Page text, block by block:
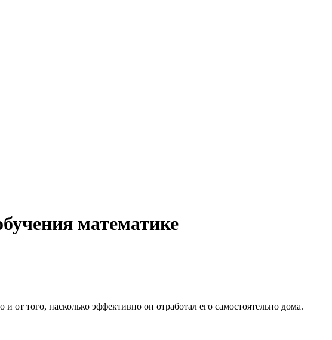
математике
от того, насколько эффективно он отработал его самостоятельно дома.